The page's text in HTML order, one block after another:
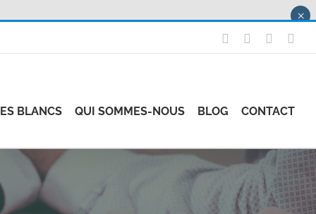
LinkedIn
BLANCS QUI SOMMES-NOUS BLOG CONTACT
×